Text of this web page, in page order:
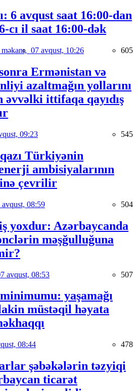
6 avqust saat 16:00-dan
cı il saat 16:00-dək
07 avqust, 10:26 605
Ermənistan və
azaltmağın yollarını
əvvəlki ittifaqa qayıdış
09:23 545
Türkiyənin
ambisiyalarının
çevrilir
avqust, 08:59 504
yoxdur: Azərbaycanda
məşğulluğuna
avqust, 08:53 507
yaşamağı
müstəqil həyata
08:44 478
şəbəkələrin təzyiqi
ticarət